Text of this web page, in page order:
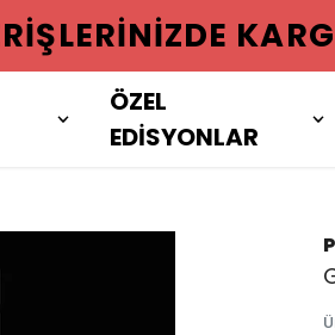
ÖZEL
EDİSYONLAR